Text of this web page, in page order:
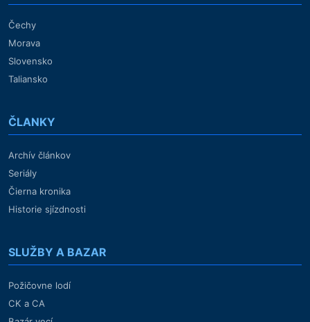
Čechy
Morava
Slovensko
Taliansko
ČLANKY
Archív článkov
Seriály
Čierna kronika
Historie sjízdnosti
SLUŽBY A BAZAR
Požičovne lodí
CK a CA